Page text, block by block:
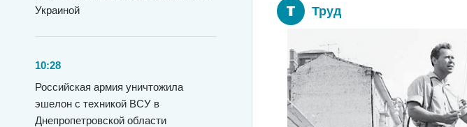
Украиной
10:28
Российская армия уничтожила
эшелон с техникой ВСУ в
Днепропетровской области
Труд